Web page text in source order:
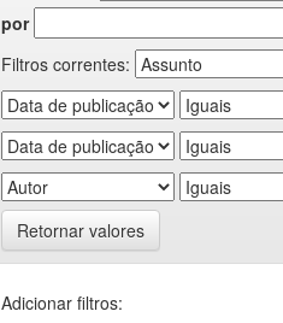
por
Filtros correntes:
Retornar valores
Adicionar filtros: